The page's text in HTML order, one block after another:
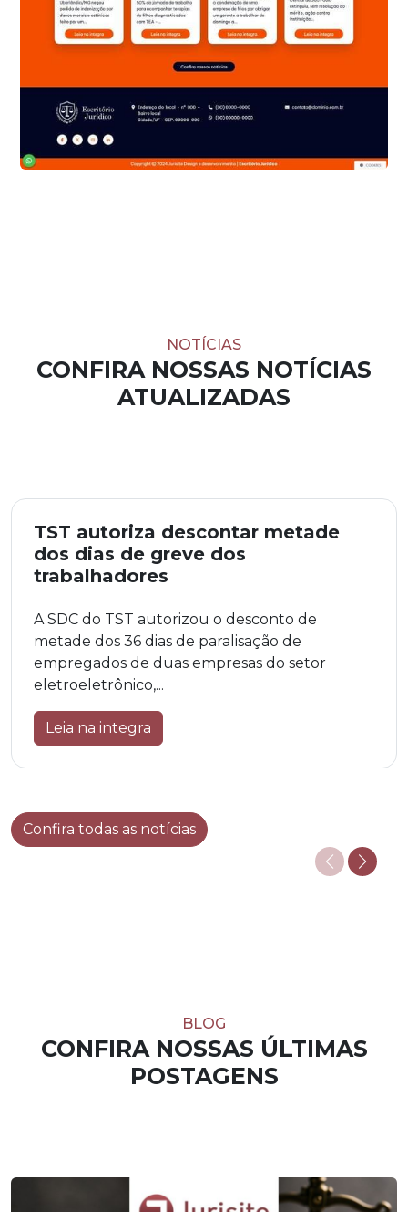
NOTÍCIAS
CONFIRA NOSSAS NOTÍCIAS
ATUALIZADAS
TST autoriza descontar metade
dos dias de greve dos
trabalhadores
A SDC do TST autorizou o desconto de
metade dos 36 dias de paralisação de
empregados de duas empresas do setor
eletroeletrônico,...
Leia na integra
Confira todas as notícias
BLOG
CONFIRA NOSSAS ÚLTIMAS
POSTAGENS